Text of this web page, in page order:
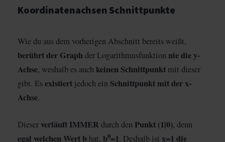
Koordinatenachsen Schnittpunkte
Wie du aus dem vorherigen Abschnitt bereits weißt,
berührt der Graph der Logarithmusfunktion nie die y-
Achse, weshalb es auch keinen Schnittpunkt mit dieser
gibt. Esexistiert jedoch ein Schnittpunkt mit der x-
Achse.
Dieser verläuft IMMER durch den Punkt (1|0), denn
egal welchen Wert b hat, b0=1. Deshalb ist x=1 die